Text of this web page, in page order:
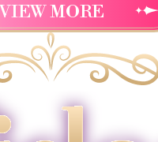
MORE